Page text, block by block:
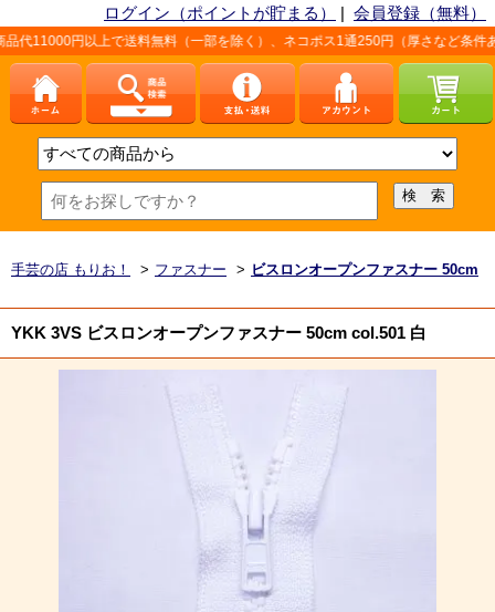
ログイン（ポイントが貯まる） | 会員登録（無料）
料無料（一部を除く）、ネコポス1通250円（厚さなど条件あり）。詳しくは
手芸の店 もりお！ > ファスナー > ビスロンオープンファスナー 50cm
YKK 3VS ビスロンオープンファスナー 50cm col.501 白